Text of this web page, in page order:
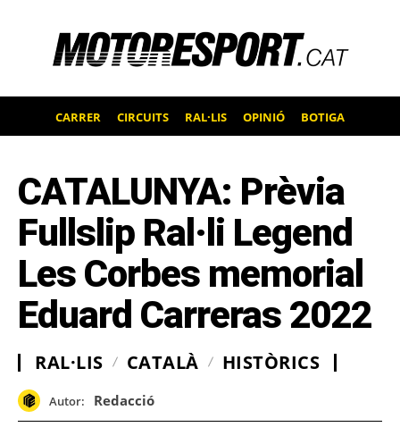
CARRER CIRCUITS RAL·LIS OPINIÓ BOTIGA
CATALUNYA: Prèvia
Fullslip Ral·li Legend
Les Corbes memorial
Eduard Carreras 2022
RAL·LIS CATALÀ HISTÒRICS
Autor: Redacció